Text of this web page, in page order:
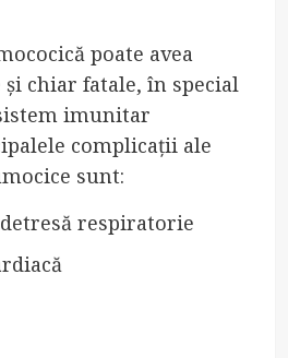
poate avea
și chiar fatale, în special
imunitar
complicații ale
sunt:
respiratorie